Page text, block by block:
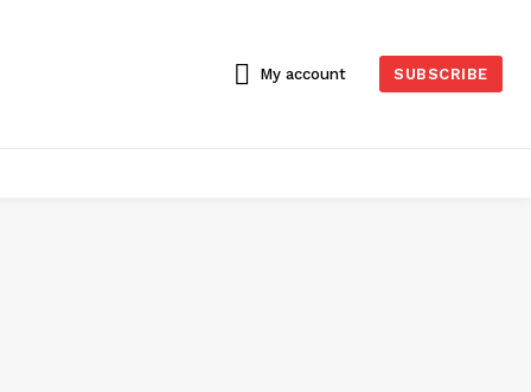
My account SUBSCRIBE